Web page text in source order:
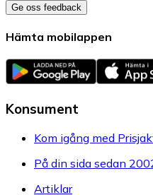
Ge oss feedback
Hämta mobilappen
Konsument
Kom igång med
På din sida sedan
Artiklar